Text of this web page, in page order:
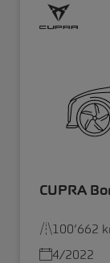
CUPRA
100’662
4/2022